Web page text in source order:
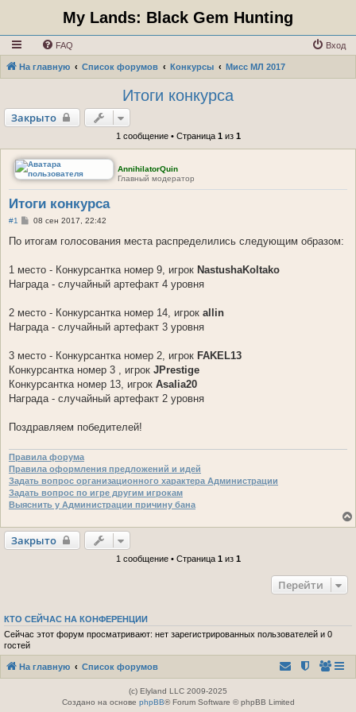
My Lands: Black Gem Hunting
FAQ Вход
На главную Список форумов Конкурсы Мисс МЛ 2017
Итоги конкурса
Закрыто
1 сообщение • Страница 1из 1
AnnihilatorQuin
Главный модератор
Итоги конкурса
#1
С
о
е
и
08 сен 2017, 22:42
По итогам голосования места распределились следующим образом:
1 место - Конкурсантка номер 9, игрок NastushaKoltako
Награда - случайный артефакт 4 уровня
2 место - Конкурсантка номер 14, игрок allin
Награда - случайный артефакт 3 уровня
3 место - Конкурсантка номер 2, игрок FAKEL13
Конкурсантка номер 3 , игрок JPrestige
Конкурсантка номер 13, игрок Asalia20
Награда - случайный артефакт 2 уровня
Поздравляем победителей!
Правила форума
Правила оформления предложений и идей
Задать вопрос организационного характера Администрации
Задать вопрос по игре другим игрокам
Выяснить у Администрации причину бана
Закрыто
1 сообщение • Страница 1из 1
Перейти
КТО СЕЙЧАС НА КОНФЕРЕНЦИИ
Сейчас этот форум просматривают: нет зарегистрированных пользователей и 0
гостей
На главную Список форумов
(c) Elyland LLC 2009-2025
Создано на основе phpBB® Forum Software © phpBB Limited